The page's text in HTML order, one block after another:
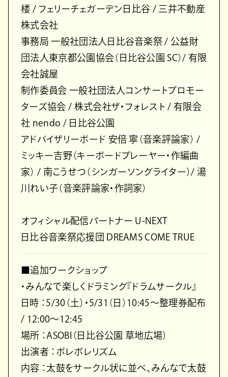
楼 / フェリーチェガーデン日比谷 / 三井不動産
株式会社
事務局 一般社団法人日比谷音楽祭 / 公益財
団法人東京都公園協会（日比谷公園 SC）/ 有限
会社誠屋
制作委員会 一般社団法人コンサートプロモー
ターズ協会 / 株式会社ザ・フォレスト / 有限会
社 nendo / 日比谷公園
アドバイザリーボード 安倍 寧（音楽評論家） /
ミッキー吉野（キーボードプレーヤー・作編曲
家） / 南こうせつ（シンガーソングライター）/ 湯
川れい子（音楽評論家・作詞家）
オフィシャル配信パートナー U-NEXT
日比谷音楽祭応援団 DREAMS COME TRUE
■追加ワークショップ
・みんなで楽しくドラミング『ドラムサークル』
日時 ：5/30（土）・5/31（日）10:45〜整理券配布
/ 12:00〜12:45
場所 ：ASOBI（日比谷公園 草地広場）
出演者 ：ポレポレリズム
内容 ：太鼓をサークル状に並べ、みんなで太鼓